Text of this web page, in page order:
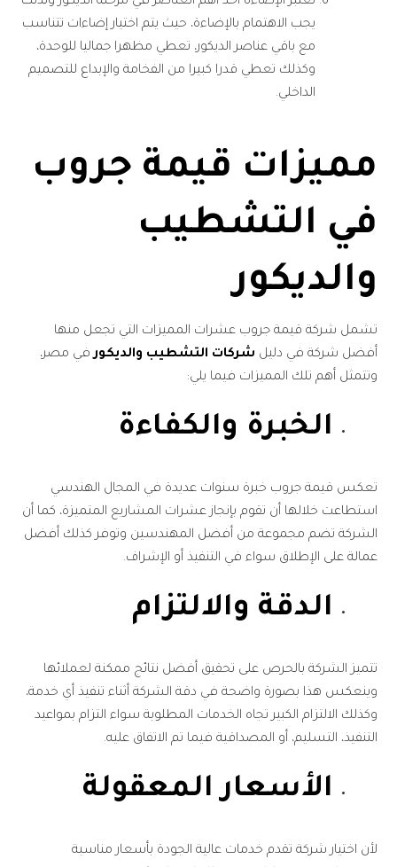
يجب الاهتمام بالإضاءة، حيث يتم اختيار إضاءات تتناسب
مع باقي عناصر الديكور، تعطي مظهرا جماليا للوحدة،
وكذلك تعطي قدرا كبيرا من الفخامة والإبداع للتصميم
الداخلي.
مميزات قيمة جروب
في التشطيب
والديكور
تشمل شركة قيمة جروب عشرات المميزات التي تجعل منها
أفضل شركة في دليل شركات التشطيب والديكورفي مصر،
وتتمثل أهم تلك المميزات فيما يلي:
الخبرة والكفاءة
تعكس قيمة جروب خبرة سنوات عديدة في المجال الهندسي
استطاعت خلالها أن تقوم بإنجاز عشرات المشاريع المتميزة، كما أن
الشركة تضم مجموعة من أفضل المهندسين وتوفر كذلك أفضل
عمالة على الإطلاق سواء في التنفيذ أو الإشراف.
الدقة والالتزام
تتميز الشركة بالحرص على تحقيق أفضل نتائج ممكنة لعملائها
وينعكس هذا بصورة واضحة في دقة الشركة أثناء تنفيذ أي خدمة،
وكذلك الالتزام الكبير تجاه الخدمات المطلوبة سواء التزام بمواعيد
التنفيذ، التسليم، أو المصداقية فيما تم الاتفاق عليه.
الأسعار المعقولة
لأن اختيار شركة تقدم خدمات عالية الجودة بأسعار مناسبة